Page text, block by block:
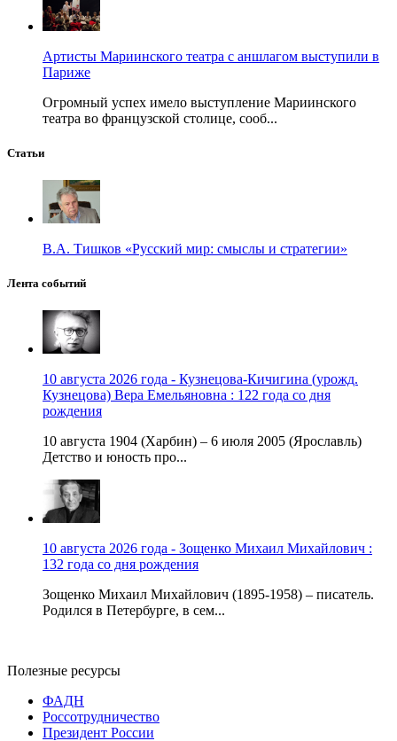
Артисты Мариинского театра с аншлагом выступили в
Париже
Огромный успех имело выступление Мариинского
театра во французской столице, сооб...
Статьи
В.А. Тишков «Русский мир: смыслы и стратегии»
Лента событий
10 августа 2026 года - Кузнецова-Кичигина (урожд.
Кузнецова) Вера Емельяновна : 122 года со дня
рождения
10 августа 1904 (Харбин) – 6 июля 2005 (Ярославль)
Детство и юность про...
10 августа 2026 года - Зощенко Михаил Михайлович :
132 года со дня рождения
Зощенко Михаил Михайлович (1895-1958) – писатель.
Родился в Петербурге, в сем...
Полезные ресурсы
ФАДН
Россотрудничество
Президент России